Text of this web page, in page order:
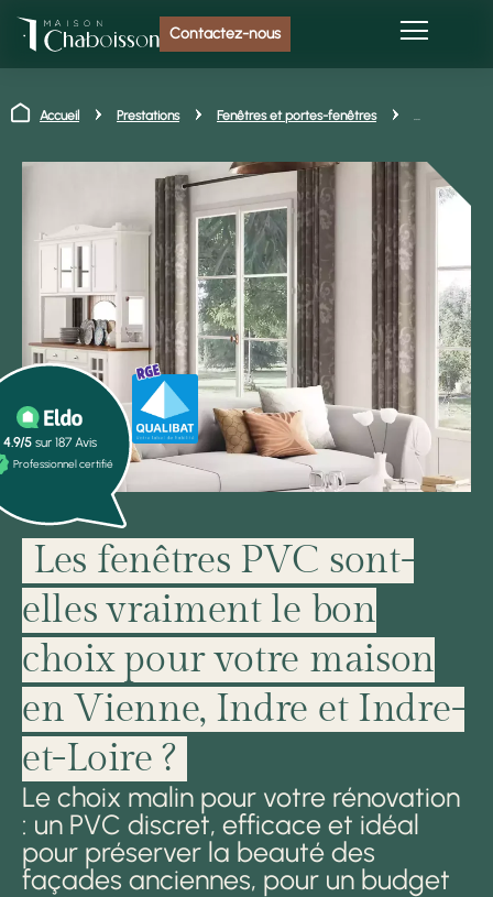
Contactez-nous
Accueil Prestations Fenêtres et portes-fenêtres
Les fenêtres PVC sont-
elles vraiment le bon
choix pour votre maison
en Vienne, Indre et Indre-
et-Loire ?
Le choix malin pour votre rénovation
: un PVC discret, efficace et idéal
pour préserver la beauté des
façades anciennes, pour un budget
4.9/5sur 187Avis
Professionnel certifié